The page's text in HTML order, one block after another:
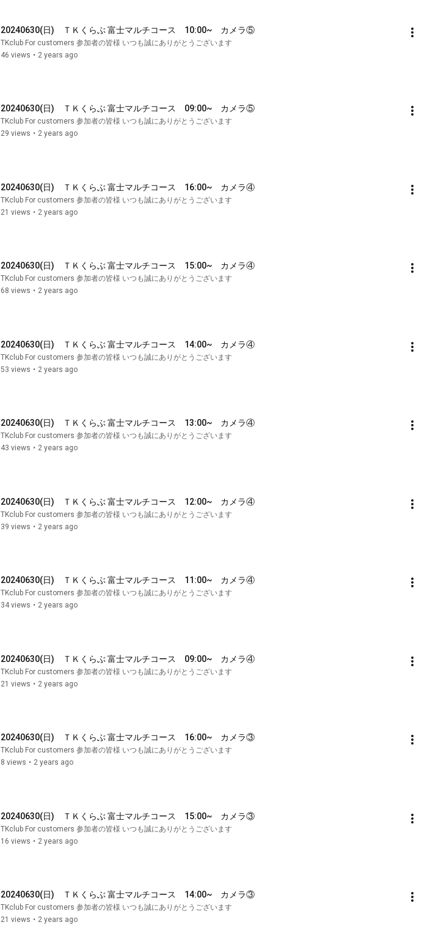
20240630(日)　ＴＫくらぶ 富士マルチコース　10:00~　カメラ⑤
TKclub For customers 参加者の皆様 いつも誠にありがとうございます
46 views • 2 years ago
20240630(日)　ＴＫくらぶ 富士マルチコース　09:00~　カメラ⑤
TKclub For customers 参加者の皆様 いつも誠にありがとうございます
29 views • 2 years ago
20240630(日)　ＴＫくらぶ 富士マルチコース　16:00~　カメラ④
TKclub For customers 参加者の皆様 いつも誠にありがとうございます
21 views • 2 years ago
20240630(日)　ＴＫくらぶ 富士マルチコース　15:00~　カメラ④
TKclub For customers 参加者の皆様 いつも誠にありがとうございます
68 views • 2 years ago
20240630(日)　ＴＫくらぶ 富士マルチコース　14:00~　カメラ④
TKclub For customers 参加者の皆様 いつも誠にありがとうございます
53 views • 2 years ago
20240630(日)　ＴＫくらぶ 富士マルチコース　13:00~　カメラ④
TKclub For customers 参加者の皆様 いつも誠にありがとうございます
43 views • 2 years ago
20240630(日)　ＴＫくらぶ 富士マルチコース　12:00~　カメラ④
TKclub For customers 参加者の皆様 いつも誠にありがとうございます
39 views • 2 years ago
20240630(日)　ＴＫくらぶ 富士マルチコース　11:00~　カメラ④
TKclub For customers 参加者の皆様 いつも誠にありがとうございます
34 views • 2 years ago
20240630(日)　ＴＫくらぶ 富士マルチコース　09:00~　カメラ④
TKclub For customers 参加者の皆様 いつも誠にありがとうございます
21 views • 2 years ago
20240630(日)　ＴＫくらぶ 富士マルチコース　16:00~　カメラ③
TKclub For customers 参加者の皆様 いつも誠にありがとうございます
8 views • 2 years ago
20240630(日)　ＴＫくらぶ 富士マルチコース　15:00~　カメラ③
TKclub For customers 参加者の皆様 いつも誠にありがとうございます
16 views • 2 years ago
20240630(日)　ＴＫくらぶ 富士マルチコース　14:00~　カメラ③
TKclub For customers 参加者の皆様 いつも誠にありがとうございます
21 views • 2 years ago